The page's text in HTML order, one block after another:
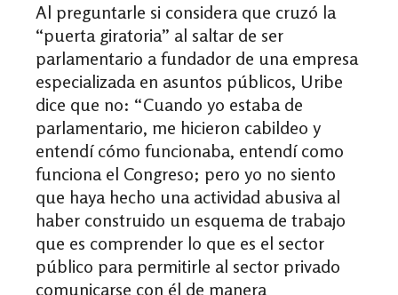
Al preguntarle si considera que cruzó la
“puerta giratoria” al saltar de ser
parlamentario a fundador de una empresa
especializada en asuntos públicos, Uribe
dice que no: “Cuando yo estaba de
parlamentario, me hicieron cabildeo y
entendí cómo funcionaba, entendí como
funciona el Congreso; pero yo no siento
que haya hecho una actividad abusiva al
haber construido un esquema de trabajo
que es comprender lo que es el sector
público para permitirle al sector privado
comunicarse con él de manera